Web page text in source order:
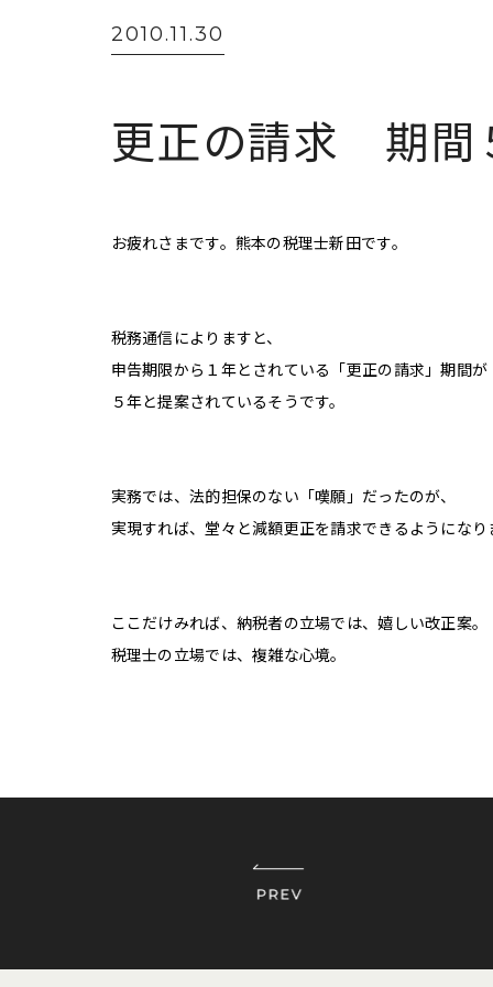
2010.11.30
更正の請求 期間
お疲れさまです。熊本の税理士新田です。
税務通信によりますと、
申告期限から１年とされている「更正の請求」期間が
５年と提案されているそうです。
実務では、法的担保のない「嘆願」だったのが、
実現すれば、堂々と減額更正を請求できるようになり
ここだけみれば、納税者の立場では、嬉しい改正案。
税理士の立場では、複雑な心境。